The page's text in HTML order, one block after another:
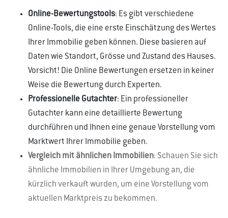
Online-Bewertungstools: Es gibt verschiedene
Online-Tools, die eine erste Einschätzung des Wertes
Ihrer Immobilie geben können. Diese basieren auf
Daten wie Standort, Grösse und Zustand des Hauses.
Vorsicht! Die Online Bewertungen ersetzen in keiner
Weise die Bewertung durch Experten.
Professionelle Gutachter: Ein professioneller
Gutachter kann eine detaillierte Bewertung
durchführen und Ihnen eine genaue Vorstellung vom
Marktwert Ihrer Immobilie geben.
Vergleich mit ähnlichen Immobilien: Schauen Sie sich
ähnliche Immobilien in Ihrer Umgebung an, die
kürzlich verkauft wurden, um eine Vorstellung vom
aktuellen Marktpreis zu bekommen.